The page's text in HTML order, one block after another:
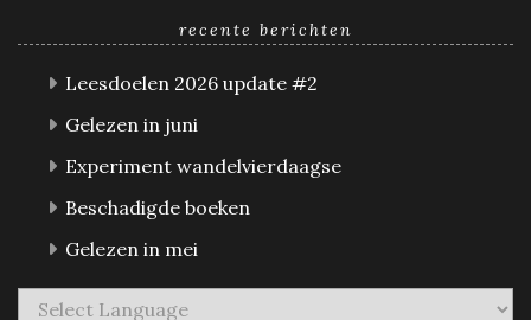
recente berichten
Leesdoelen 2026 update #2
Gelezen in juni
Experiment wandelvierdaagse
Beschadigde boeken
Gelezen in mei